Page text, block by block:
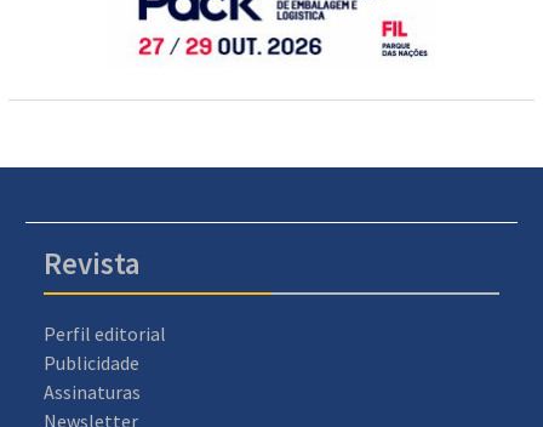
Revista
Perfil editorial
Publicidade
Assinaturas
Newsletter